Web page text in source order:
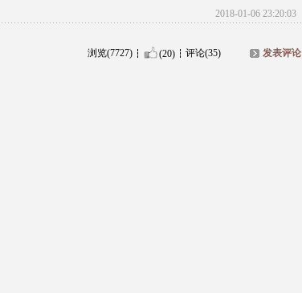
2018-01-06 23:20:03
浏览(7727) (20) 评论(35) 发表评论